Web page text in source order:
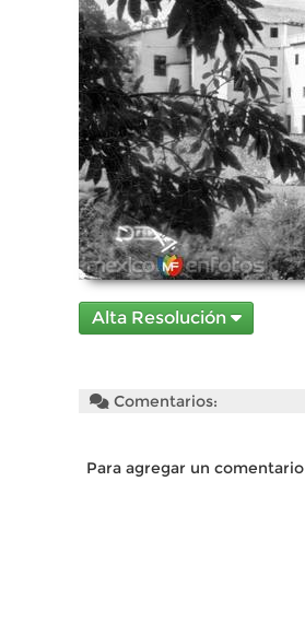
Alta Resolución
Comentarios:
Para agregar un comentario